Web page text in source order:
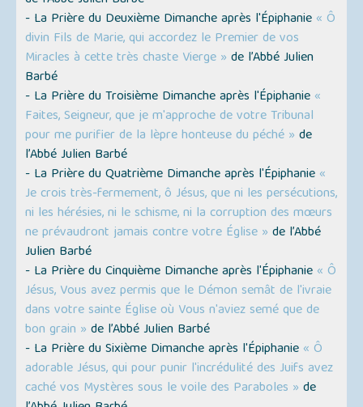
- La Prière du Deuxième Dimanche après l'Épiphanie « Ô
divin Fils de Marie, qui accordez le Premier de vos
Miracles à cette très chaste Vierge » de l’Abbé Julien
Barbé
- La Prière du Troisième Dimanche après l'Épiphanie «
Faites, Seigneur, que je m'approche de votre Tribunal
pour me purifier de la lèpre honteuse du péché » de
l’Abbé Julien Barbé
- La Prière du Quatrième Dimanche après l'Épiphanie «
Je crois très-fermement, ô Jésus, que ni les persécutions,
ni les hérésies, ni le schisme, ni la corruption des mœurs
ne prévaudront jamais contre votre Église » de l’Abbé
Julien Barbé
- La Prière du Cinquième Dimanche après l'Épiphanie « Ô
Jésus, Vous avez permis que le Démon semât de l'ivraie
dans votre sainte Église où Vous n'aviez semé que de
bon grain » de l’Abbé Julien Barbé
- La Prière du Sixième Dimanche après l'Épiphanie « Ô
adorable Jésus, qui pour punir l'incrédulité des Juifs avez
caché vos Mystères sous le voile des Paraboles » de